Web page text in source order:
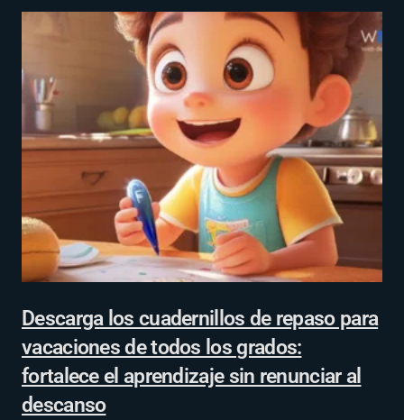
Descarga los cuadernillos de repaso para
vacaciones de todos los grados:
fortalece el aprendizaje sin renunciar al
descanso